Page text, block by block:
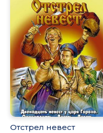
Отстрел невест